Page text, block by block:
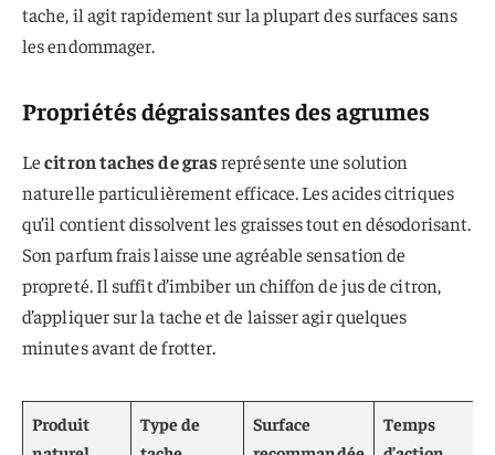
tache, il agit rapidement sur la plupart des surfaces sans
les endommager.
Propriétés dégraissantes des agrumes
Lecitron taches de grasreprésente une solution
naturelle particulièrement efficace. Les acides citriques
qu’il contient dissolvent les graisses tout en désodorisant.
Son parfum frais laisse une agréable sensation de
propreté. Il suffit d’imbiber un chiffon de jus de citron,
d’appliquer sur la tache et de laisser agir quelques
minutes avant de frotter.
Produit
Type de
Surface
Temps